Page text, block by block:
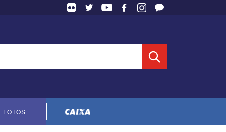
FOTOS Cópia do contrato CNTS-CEF-2023